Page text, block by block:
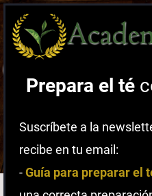
Prepara el té
Suscríbete a la
recibe en tu email:
-Guía para preparar el